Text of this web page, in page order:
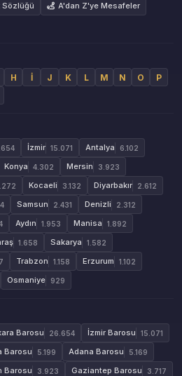
Sözlüğü
A'dan Z'ye Mesafeler
H İ J K L M N O
P
İzmir 15.071 Antalya 6.102
Konya 4.302 Mersin 3.923
Kocaeli 3.132 Diyarbakır 2.612
Samsun 2.431 Denizli 2.312
Aydın 1.953 Manisa 1.892
1.658 Sakarya 1.582
Trabzon 1.158 Erzurum 1.102
Osmaniye 929
Barosu 26.654 İzmir Barosu 15.071
Barosu 5.199 Adana Barosu 5.169
Barosu 3.923 Gaziantep Barosu 3.717